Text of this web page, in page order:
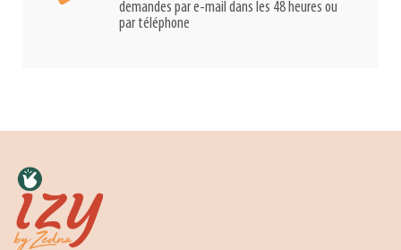
demandes par e-mail dans les 48 heures ou
par téléphone